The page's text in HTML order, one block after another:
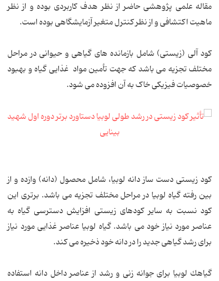
مقاله علمی پژوهشی حاضر از نظر هدف کاربردی بوده و از نظر
ماهیت اکتشافی و از نظر کنترل متغیر آزمایشگاهی بوده است.
کود آلی (زیستی) شامل بازمانده های گیاهی و حیوانی در مراحل
مختلف تجزیه می باشد که جهت تأمین مواد غذایی گیاه و بهبود
خصوصیات فیزیکی خاک به آن افزوده می شود.
کود زیستی دست ساز دانه لوبیا، شامل محصول (دانه) وازده و از
بین رفته گیاه لوبیا در مراحل مختلف تجزیه می باشد. برتری این
کود نسبت به سایر کودهای زیستی افزایش دسترسی گیاه به
عناصر مورد نیاز خود می باشد. گیاه لوبیا عناصر غذایی مورد نیاز
برای رشد گیاهی جدید را در دانه خود ذخیره می کند.
گیاهك لوبیا برای جوانه زنی و رشد از عناصر داخل دانه استفاده